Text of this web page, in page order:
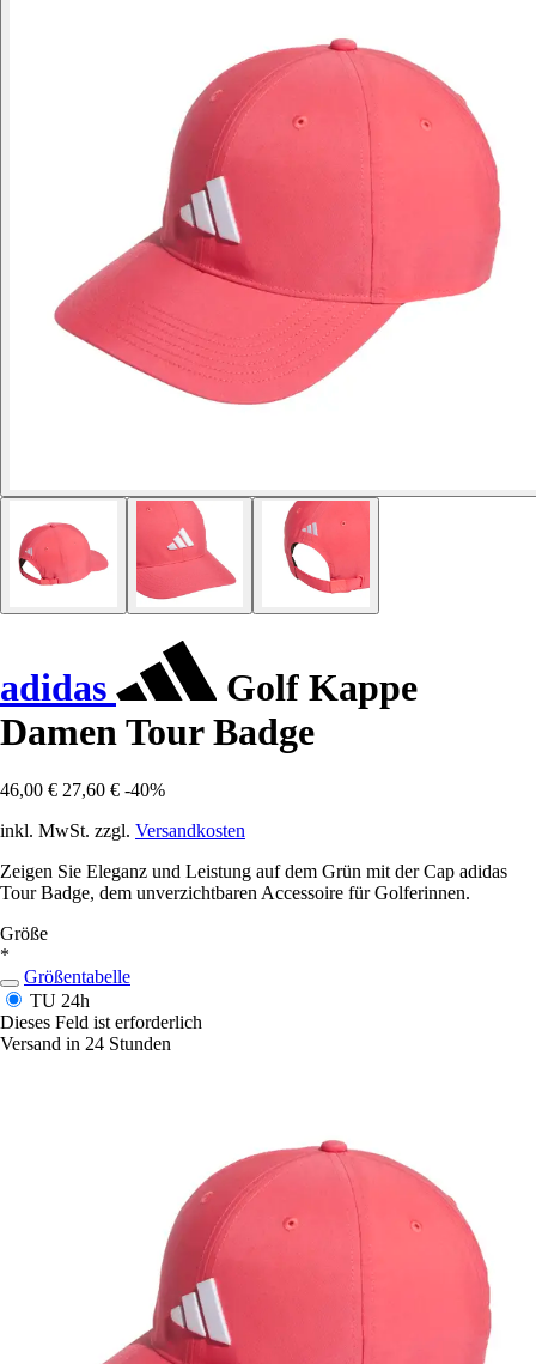
adidas
Golf Kappe
Damen Tour Badge
46,00 € 27,60 € -40%
inkl. MwSt. zzgl. Versandkosten
Zeigen Sie Eleganz und Leistung auf dem Grün mit der Cap adidas
Tour Badge, dem unverzichtbaren Accessoire für Golferinnen.
Größe
*
Größentabelle
TU 24h
Dieses Feld ist erforderlich
Versand in 24 Stunden